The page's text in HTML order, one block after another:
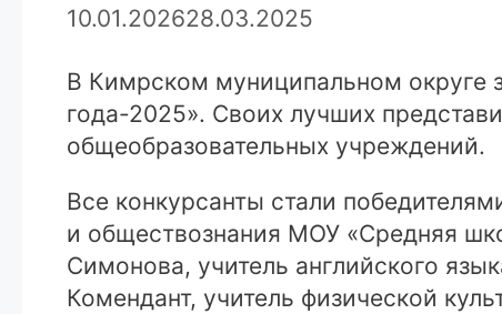
10.01.202628.03.2025
В Кимрском муниципальном округе
года-2025». Своих лучших
общеобразовательных учреждений.
Все конкурсанты стали
и обществознания МОУ «Средняя
Симонова, учитель английского
Комендант, учитель физической